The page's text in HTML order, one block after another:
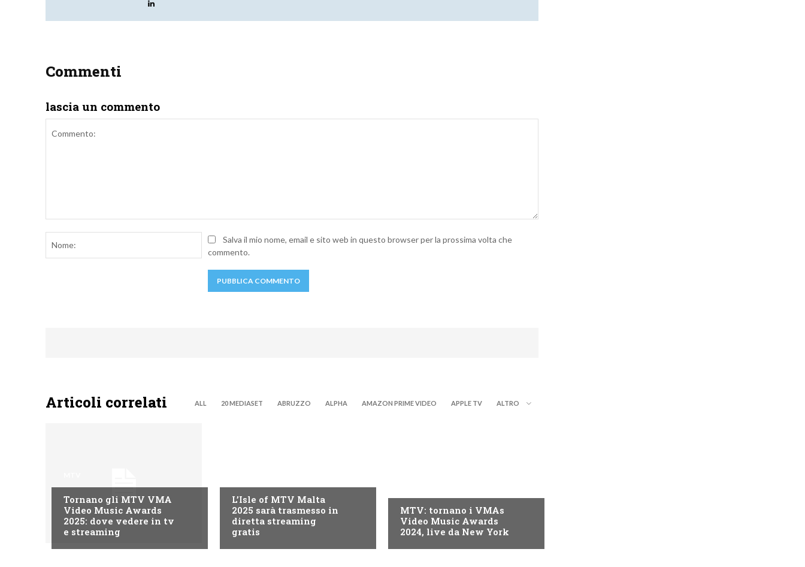
Commenti
lascia un commento
Nome:Salva il mio nome, email e sito web in questo browser per la prossima volta che
commento.
Articoli correlati ALL 20 MEDIASET ABRUZZO ALPHA AMAZON PRIME VIDEO APPLE TV ALTRO
Tornano gli MTV VMA
Video Music Awards
2025: dove vedere in tv
e streaming
L’Isle of MTV Malta
2025 sarà trasmesso in
diretta streaming
gratis
MTV: tornano i VMAs
Video Music Awards
2024, live da New York